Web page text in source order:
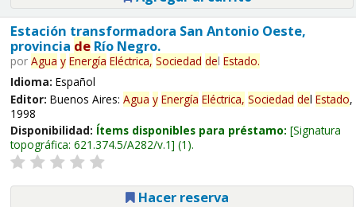
Estación transformadora San Antonio Oeste,
provincia deRío Negro.
por Agua y Energía Eléctrica, Sociedad del Estado.
Idioma: Español
Editor: Buenos Aires: Agua y Energía Eléctrica, Sociedad del Estado,
1998
Disponibilidad: Ítems disponibles para préstamo: Signatura
topográfica: 621.374.5/A282/v.1 (1).
Hacer reserva